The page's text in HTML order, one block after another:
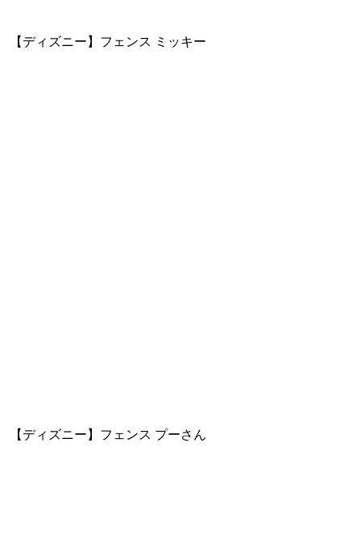
【ディズニー】フェンス ミッキー
【ディズニー】フェンス プーさん